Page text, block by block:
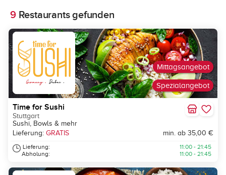
9Restaurants gefunden
Spezialangebot
Mittagsangebot
Time for Sushi
Stuttgart
Sushi, Bowls & mehr
Lieferung: GRATIS min. ab 35,00 €
Lieferung:
Abholung:
11:00 - 21:45
11:00 - 21:45